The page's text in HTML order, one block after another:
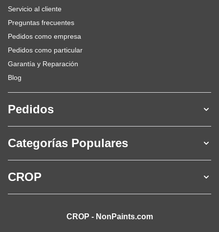
Servicio al cliente
Preguntas frecuentes
Pedidos como empresa
Pedidos como particular
Garantía y Reparación
Blog
Pedidos
Categorías Populares
CROP
CROP - NonPaints.com